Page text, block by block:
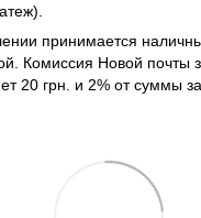
принимается
Комиссия Новой почты
20 грн. и 2% от суммы